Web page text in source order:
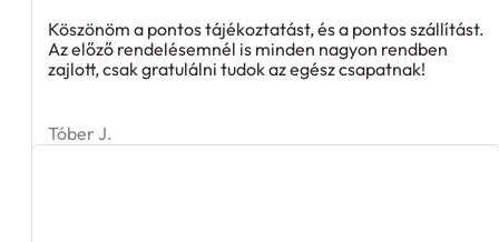
Köszönöm a pontos tájékoztatást, és a pontos szállítást.
Az előző rendelésemnél is minden nagyon rendben
zajlott, csak gratulálni tudok az egész csapatnak!
Tóber J.